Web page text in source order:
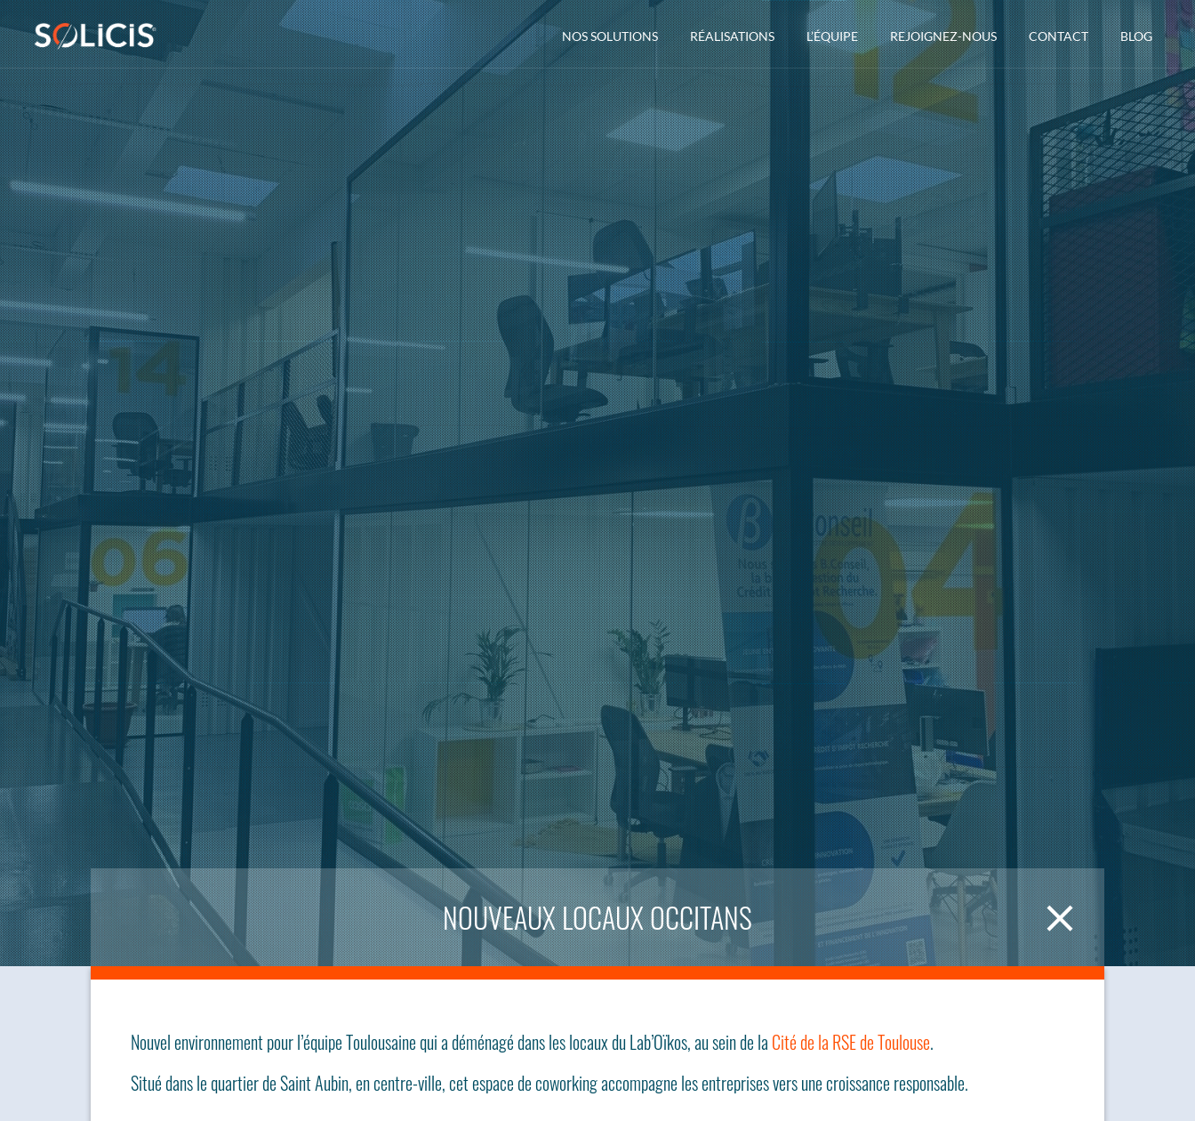
NOS SOLUTIONS RÉALISATIONS L’ÉQUIPE REJOIGNEZ-NOUS CONTACT BLOG
NOUVEAUX LOCAUX OCCITANS
Nouvel environnement pour l’équipe Toulousaine qui a déménagé dans les locaux du Lab’Oïkos, au sein de la Cité de la RSE de Toulouse.
Situé dans le quartier de Saint Aubin, en centre-ville, cet espace de coworking accompagne les entreprises vers une croissance responsable.
Panneau de gestion des cookies